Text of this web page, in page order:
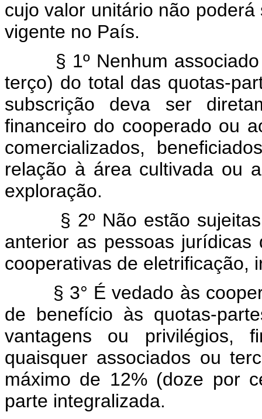
cujo valor unitário não
vigente no País.
§ 1º Nenhum
terço) do total das quotas-
subscrição deva ser
financeiro do cooperado ou
comercializados,
relação à área cultivada ou
exploração.
§ 2º Não estão
anterior as pessoas
cooperativas de eletrificação,
§ 3° É vedado às
de benefício às quotas-
vantagens ou privilégios,
quaisquer associados ou
máximo de 12% (doze por
parte integralizada.